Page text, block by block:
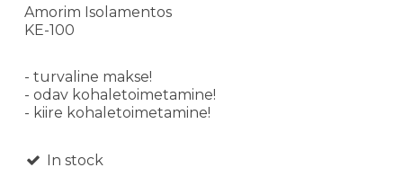
Amorim Isolamentos
KE-100
- turvaline makse!
- odav kohaletoimetamine!
- kiire kohaletoimetamine!
In stock